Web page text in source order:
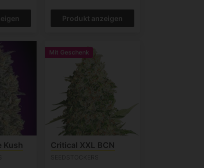
Produkt anzeigen
Kush
Mit Geschenk
Critical XXL BCN